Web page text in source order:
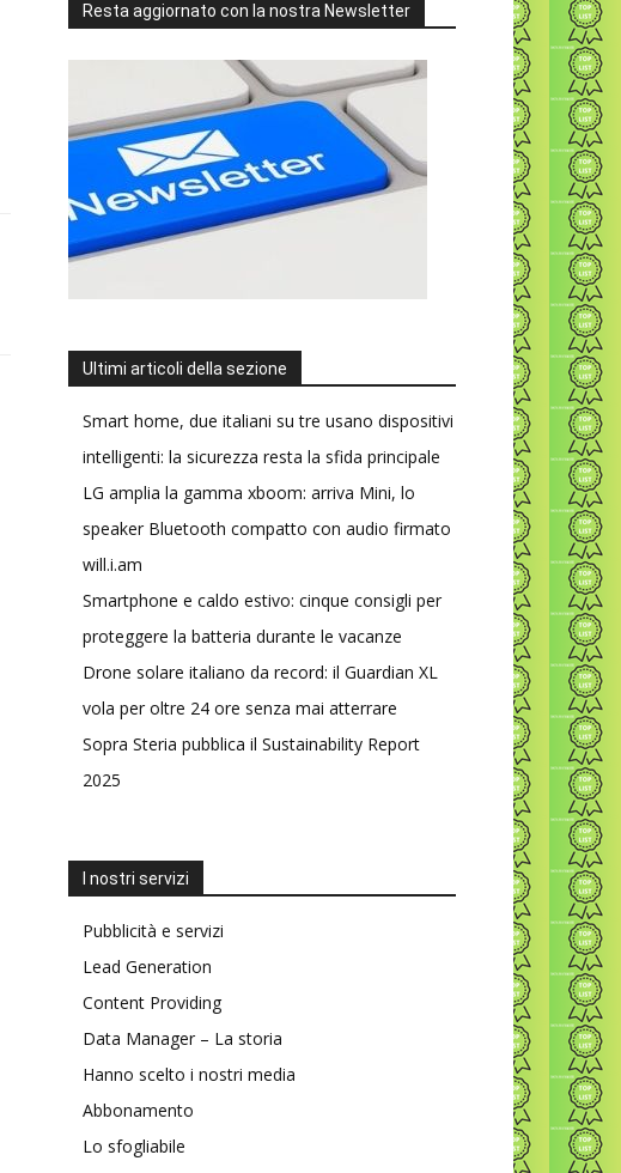
Resta aggiornato con la nostra Newsletter
Ultimi articoli della sezione
Smart home, due italiani su tre usano dispositivi
intelligenti: la sicurezza resta la sfida principale
LG amplia la gamma xboom: arriva Mini, lo
speaker Bluetooth compatto con audio firmato
will.i.am
Smartphone e caldo estivo: cinque consigli per
proteggere la batteria durante le vacanze
Drone solare italiano da record: il Guardian XL
vola per oltre 24 ore senza mai atterrare
Sopra Steria pubblica il Sustainability Report
2025
I nostri servizi
Pubblicità e servizi
Lead Generation
Content Providing
Data Manager – La storia
Hanno scelto i nostri media
Abbonamento
Lo sfogliabile